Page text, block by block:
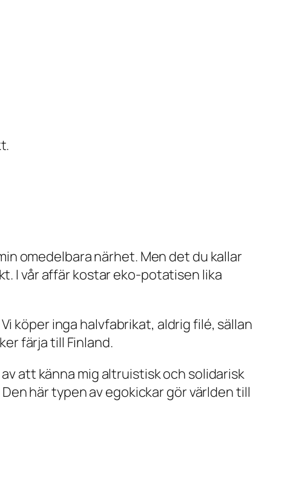
omedelbara närhet. Men det du kallar
I vår affär kostar eko-potatisen lika
köper inga halvfabrikat, aldrig filé, sällan
färja till Finland.
att känna mig altruistisk och solidarisk
här typen av egokickar gör världen till